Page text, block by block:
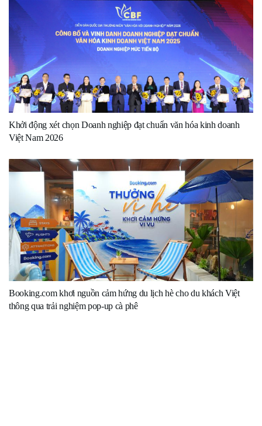
Khởi động xét chọn Doanh nghiệp đạt chuẩn văn hóa kinh doanh
Việt Nam 2026
Booking.com khơi nguồn cảm hứng du lịch hè cho du khách Việt
thông qua trải nghiệm pop-up cà phê